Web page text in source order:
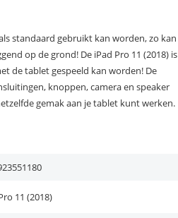
standaard gebruikt kan worden, zo kan
op de grond! De iPad Pro 11 (2018) is
de tablet gespeeld kan worden! De
knoppen, camera en speaker
gemak aan je tablet kunt werken.
11 (2018)